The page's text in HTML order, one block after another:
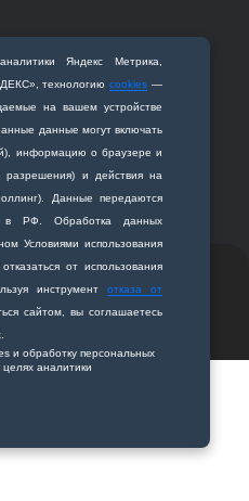
Яндекс Метрика,
технологиюcookies —
на вашем устройстве
данные могут включать
информацию о браузере и
разрешения) и действия на
Данные передаются
в РФ. Обработка данных
Условиями использования
от использования
инструментотказа от
сайтом, вы соглашаетесь
и обработку персональных
аналитики
Горького, 95
академия